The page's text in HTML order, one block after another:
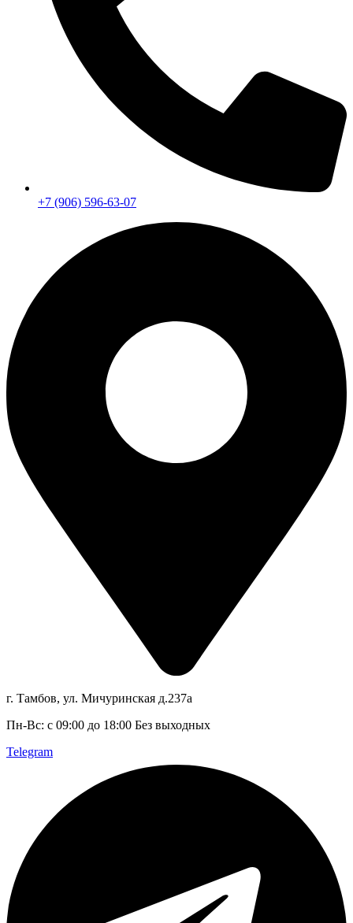
+7 (906) 596-63-07
г. Тамбов, ул. Мичуринская д.237а
Пн-Вс: с 09:00 до 18:00 Без выходных
Telegram